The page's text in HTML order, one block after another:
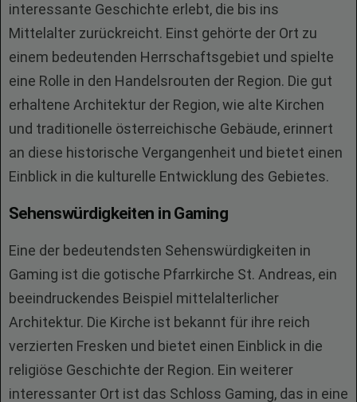
interessante Geschichte erlebt, die bis ins
Mittelalter zurückreicht. Einst gehörte der Ort zu
einem bedeutenden Herrschaftsgebiet und spielte
eine Rolle in den Handelsrouten der Region. Die gut
erhaltene Architektur der Region, wie alte Kirchen
und traditionelle österreichische Gebäude, erinnert
an diese historische Vergangenheit und bietet einen
Einblick in die kulturelle Entwicklung des Gebietes.
Sehenswürdigkeiten in Gaming
Eine der bedeutendsten Sehenswürdigkeiten in
Gaming ist die gotische Pfarrkirche St. Andreas, ein
beeindruckendes Beispiel mittelalterlicher
Architektur. Die Kirche ist bekannt für ihre reich
verzierten Fresken und bietet einen Einblick in die
religiöse Geschichte der Region. Ein weiterer
interessanter Ort ist das Schloss Gaming, das in eine